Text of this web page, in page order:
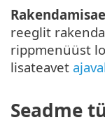
reeglit
rippmenüüst
lisateavet
Seadme